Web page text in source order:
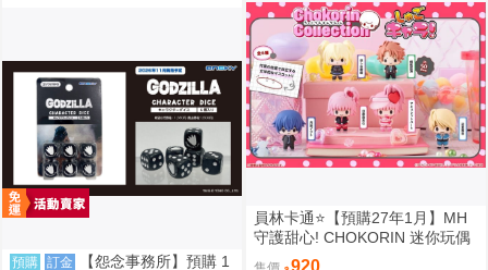
預購 訂金 【怨念事務所】預購 1
員林卡通⭐️【預購27年1月】MH
守護甜心! CHOKORIN 迷你玩偶
收藏集 第1彈 中盒6入 0813